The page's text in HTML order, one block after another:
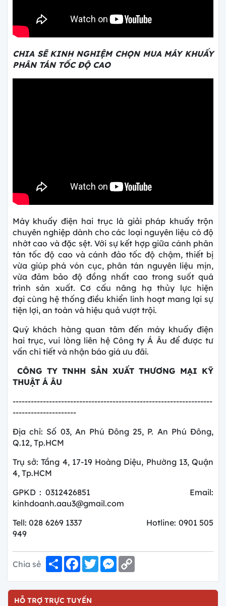
CHIA SẼ KINH NGHIỆM CHỌN MUA MÁY KHUẤY
PHÂN TÁN TỐC ĐỘ CAO
Máy khuấy điện hai trục là giải pháp khuấy trộn
chuyên nghiệp dành cho các loại nguyên liệu có độ
nhớt cao và đặc sệt. Với sự kết hợp giữa cánh phân
tán tốc độ cao và cánh đảo tốc độ chậm, thiết bị
vừa giúp phá vón cục, phân tán nguyên liệu mịn,
vừa đảm bảo độ đồng nhất cao trong suốt quá
trình sản xuất. Cơ cấu nâng hạ thủy lực hiện
đại cùng hệ thống điều khiển linh hoạt mang lại sự
tiện lợi, an toàn và hiệu quả vượt trội.
Quý khách hàng quan tâm đến máy khuấy điện
hai trục, vui lòng liên hệ Công ty Á Âu để được tư
vấn chi tiết và nhận báo giá ưu đãi.
CÔNG TY TNHH SẢN XUẤT THƯƠNG MẠI KỸ
THUẬT Á ÂU
------------------------------------------------------------------
---------------------
Địa chỉ: Số 03, An Phú Đông 25, P. An Phú Đông,
Q.12, Tp.HCM
Trụ sở: Tầng 4, 17-19 Hoàng Diệu, Phường 13, Quận
4, Tp.HCM
GPKD : 0312426851 Email:
kinhdoanh.aau3@gmail.com
Tell: 028 6269 1337 Hotline: 0901 505
949
Chia sẻ ShareFacebook
TwitterMessenger
HỖ TRỢ TRỰC TUYẾN